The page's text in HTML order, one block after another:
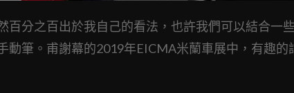
分之百出於我自己的看法，也許我們可以結合一
筆。甫謝幕的2019年EICMA米蘭車展中，有趣的